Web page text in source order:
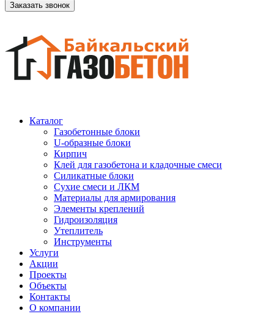
Заказать звонок
Каталог
Газобетонные блоки
U-образные блоки
Кирпич
Клей для газобетона и кладочные смеси
Силикатные блоки
Сухие смеси и ЛКМ
Материалы для армирования
Элементы креплений
Гидроизоляция
Утеплитель
Инструменты
Услуги
Акции
Проекты
Объекты
Контакты
О компании